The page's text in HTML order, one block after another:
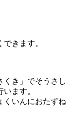
きます。
くき」でそうさし
ます。
くいんにおたずね